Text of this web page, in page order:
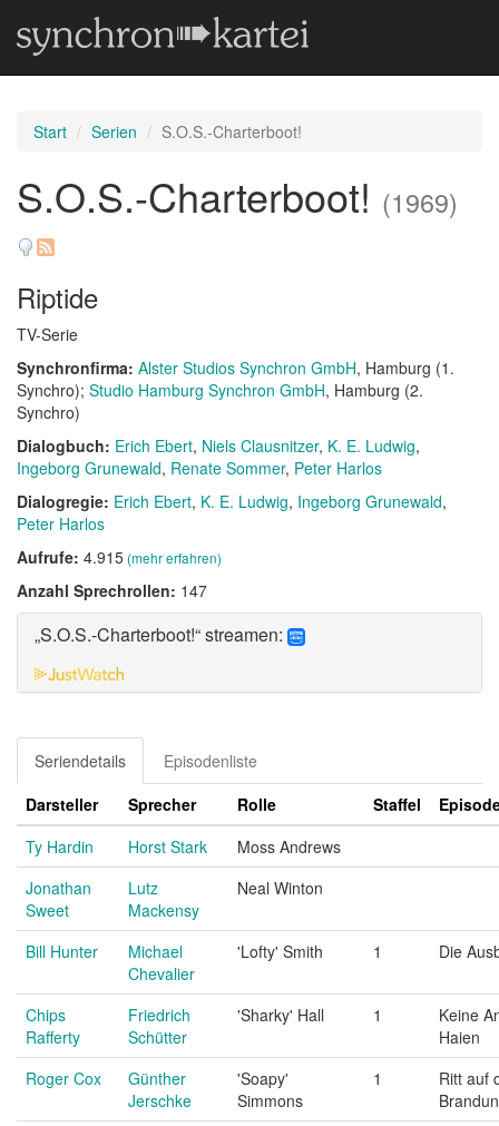
Start Serien S.O.S.-Charterboot!
S.O.S.-Charterboot! (1969)
Riptide
TV-Serie
Synchronfirma: Alster Studios Synchron GmbH, Hamburg (1.
Synchro) Studio Hamburg Synchron GmbH, Hamburg (2.
Synchro)
Dialogbuch: Erich Ebert Niels Clausnitzer K. E. Ludwig
Ingeborg Grunewald Renate Sommer Peter Harlos
Dialogregie: Erich Ebert K. E. Ludwig Ingeborg Grunewald
Peter Harlos
Aufrufe: 4.915(mehr erfahren)
Anzahl Sprechrollen: 147
„S.O.S.-Charterboot!“ streamen:
Seriendetails
Episodenliste
Darsteller
Sprecher Rolle Staffel
Ty Hardin
Horst Stark
Moss Andrews
Jonathan
Sweet
Lutz
Mackensy
Neal Winton
Bill Hunter
Michael
Chevalier
'Lofty' Smith 1 Die
Chips
Rafferty
Friedrich
Schütter
'Sharky' Hall 1
Keine
Haien
Roger Cox
Günther
Jerschke
'Soapy'
Simmons
1
Ritt auf